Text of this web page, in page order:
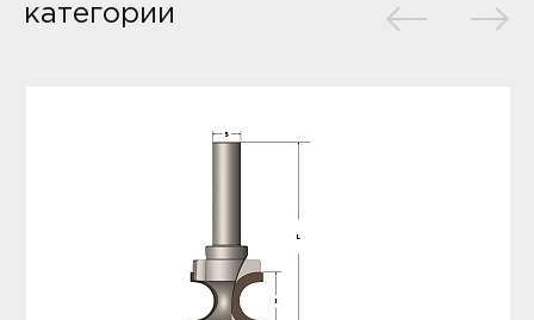
категории